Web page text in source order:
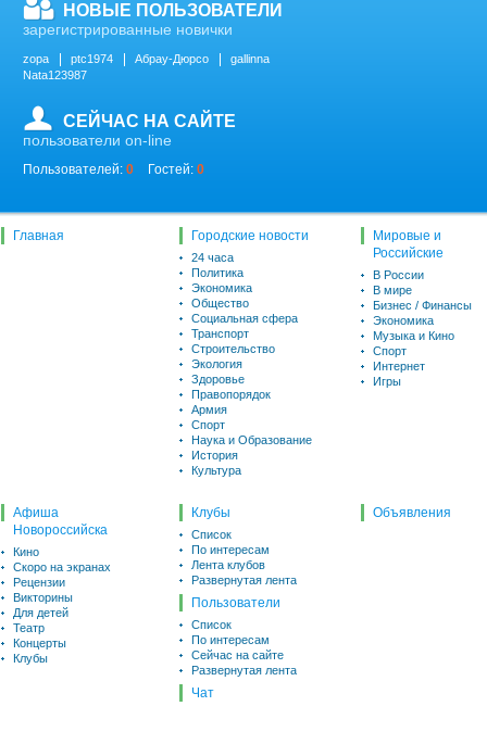
НОВЫЕ ПОЛЬЗОВАТЕЛИ
зарегистрированные новички
zopa ptc1974 Абрау-Дюрсо
gallinna
Nata123987
СЕЙЧАС НА САЙТЕ
пользователи on-line
Пользователей: 0 Гостей: 0
Главная Городские новости
24 часа
Политика
Экономика
Общество
Социальная сфера
Транспорт
Строительство
Экология
Здоровье
Правопорядок
Армия
Спорт
Наука и Образование
История
Культура
Мировые и
Российские
В России
В мире
Бизнес / Финансы
Экономика
Музыка и Кино
Спорт
Интернет
Игры
Афиша
Новороссийска
Кино
Скоро на экранах
Рецензии
Викторины
Для детей
Театр
Концерты
Клубы
Клубы
Список
По интересам
Лента клубов
Развернутая лента
Пользователи
Список
По интересам
Сейчас на сайте
Развернутая лента
Чат
Объявления